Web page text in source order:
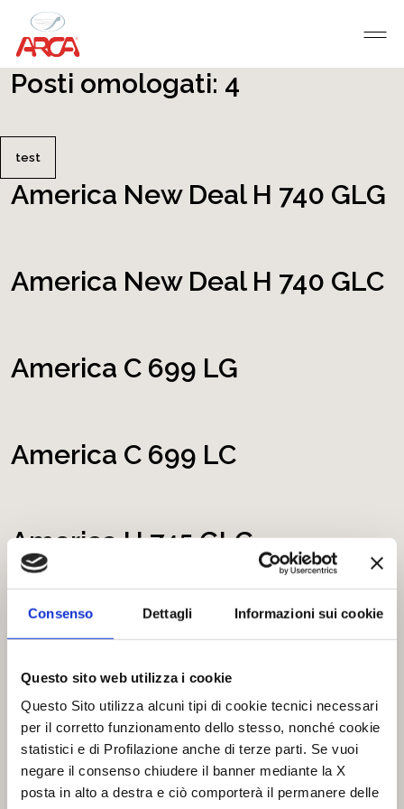
Consenso Dettagli Informazioni sui cookie
Questo sito web utilizza i cookie
Questo Sito utilizza alcuni tipi di cookie tecnici necessari
per il corretto funzionamento dello stesso, nonché cookie
statistici e di Profilazione anche di terze parti. Se vuoi
negare il consenso chiudere il banner mediante la X
posta in alto a destra e ciò comporterà il permanere delle
Posti omologati: 4
test
America New Deal H 740 GLG
America New Deal H 740 GLC
America C 699 LG
America C 699 LC
America H 745 GLG
America H 745 GLC
America P 745 GLC
Europa New Deal P 699 GLM